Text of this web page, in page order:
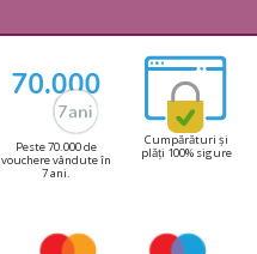
Peste 70.000 de
vouchere vândute în
7 ani.
Cumpărături și
plăți 100% sigure